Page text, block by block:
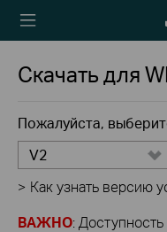
Скачать для
Пожалуйста,
V2
> Как узнать версию
ВАЖНО: